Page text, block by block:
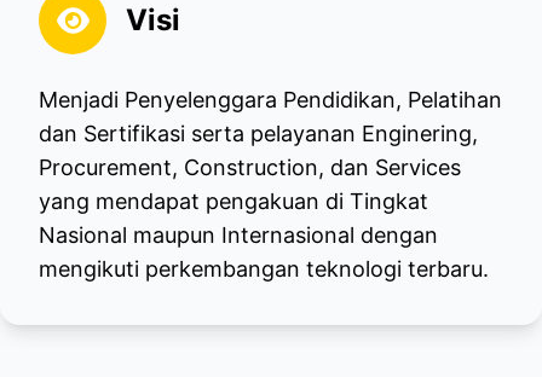
Visi
Menjadi Penyelenggara Pendidikan, Pelatihan
dan Sertifikasi serta pelayanan Enginering,
Procurement, Construction, dan Services
yang mendapat pengakuan di Tingkat
Nasional maupun Internasional dengan
mengikuti perkembangan teknologi terbaru.